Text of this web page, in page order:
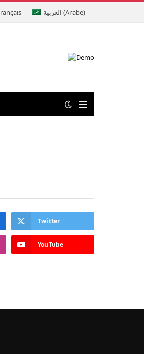
العربية (Arabe)
Twitter
YouTube